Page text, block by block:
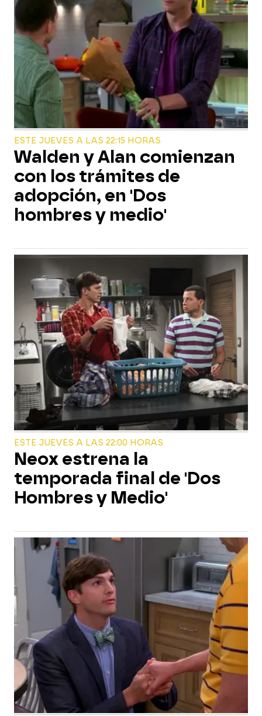
ESTE JUEVES A LAS 22:15 HORAS
Walden y Alan comienzan
con los trámites de
adopción, en 'Dos
hombres y medio'
ESTE JUEVES A LAS 22:00 HORAS
Neox estrena la
temporada final de 'Dos
Hombres y Medio'